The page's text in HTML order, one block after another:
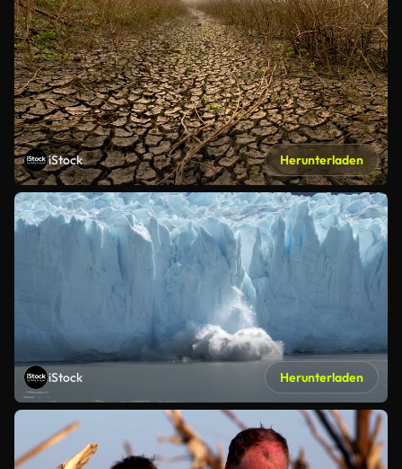
iStock Herunterladen
iStock Herunterladen